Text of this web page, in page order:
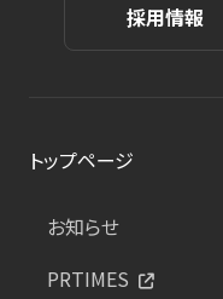
採用情報
トップページ
お知らせ
PRTIMES